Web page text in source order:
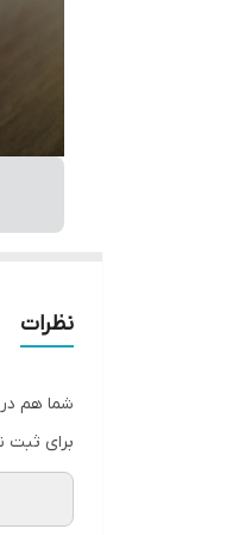
نظرات
شما هم
برای ثبت